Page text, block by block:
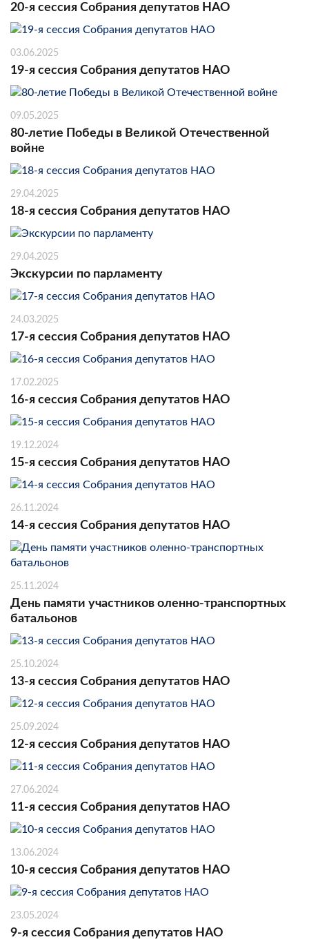
20-я сессия Собрания депутатов НАО
03.06.2025
19-я сессия Собрания депутатов НАО
09.05.2025
80-летие Победы в Великой Отечественной
войне
29.04.2025
18-я сессия Собрания депутатов НАО
29.04.2025
Экскурсии по парламенту
24.03.2025
17-я сессия Собрания депутатов НАО
17.02.2025
16-я сессия Собрания депутатов НАО
19.12.2024
15-я сессия Собрания депутатов НАО
26.11.2024
14-я сессия Собрания депутатов НАО
25.11.2024
День памяти участников оленно-транспортных
батальонов
25.10.2024
13-я сессия Собрания депутатов НАО
25.09.2024
12-я сессия Собрания депутатов НАО
27.06.2024
11-я сессия Собрания депутатов НАО
13.06.2024
10-я сессия Собрания депутатов НАО
23.05.2024
9-я сессия Собрания депутатов НАО